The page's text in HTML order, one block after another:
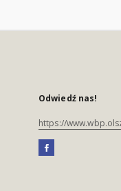
Odwiedź nas!
https://